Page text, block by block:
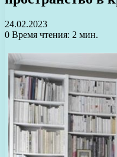
24.02.2023
0 Время чтения: 2 мин.